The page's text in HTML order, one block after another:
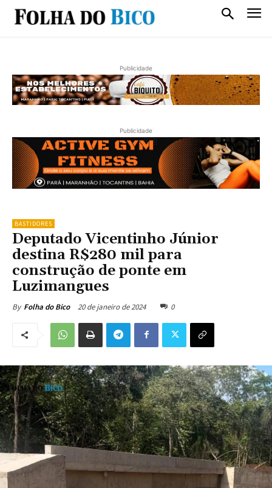
Publicidade
Publicidade
BASTIDORES
Deputado Vicentinho Júnior
destina R$280 mil para
construção de ponte em
Luzimangues
By Folha do Bico 20 de janeiro de 2024 0